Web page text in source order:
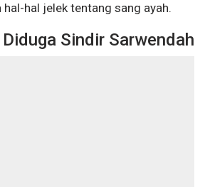
hal jelek tentang sang ayah.
Sindir Sarwendah